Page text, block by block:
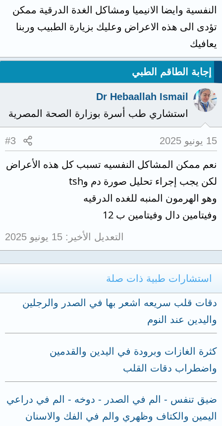
النفسية وايضا الانيميا ومشاكل الغدة الدرقية ممكن
تؤدى الى هذه الاعراض وعليك بزيارة الطبيب وربنا
يعافيك
إجابة الطاقم الطبي
Dr Hebaallah Ismail
استشاري طب أسرة بوزارة الصحة المصرية
15 يونيو 2025 #3
نعم ممكن المشاكل النفسيه تسبب كل هذه الأعراض
لكن يجب إجراء تحليل صورة دم وtsh
وهو الهرمون المنبه للغده الدرقيه
وفيتامين دال وفيتامين ب 12
التعديل الأخير: 15 يونيو 2025
استشارات طبية ذات صلة
دقات قلب سريعه اشعر بها في الصدر والرجلين
واليدين عند النوم
كثرة الغازات وبرودة في اليدين والقدمين
واضطراب دقات القلب
ضيق تنفس - الم في الصدر - دوخه - الم في دراعي
اليمين والكتاف وظهري والم في الفك والاسنان